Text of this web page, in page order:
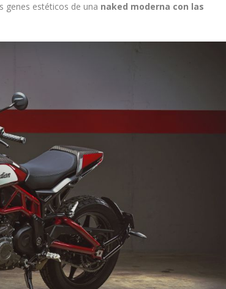
genes estéticos de una naked moderna con las